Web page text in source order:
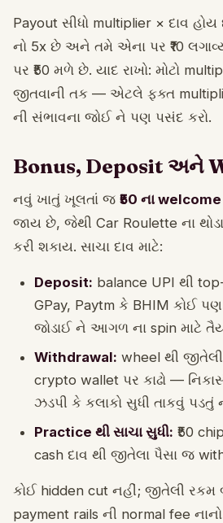
Payout સીધો multiplier × દાવ
નો 5x છે અને તમે એના પર ₹10
પર ₹50 મળે છે. યાદ રાખો: મોટો
જીતવાની તક — એટલે ફક્ત
ની સંભાવના જોઈ ને પણ પસંદ કરો.
Bonus, Deposit અને
નવું ખાતું ખૂલતાં જ ₹50 ના
જાય છે, જેથી Car Roulette ના
કરી શકાય. સાચા દાવ માટે:
Deposit: balance UPI થી
GPay, Paytm કે BHIM કોઈ
જોડાઈ ને આગળ ના spin માટે
Withdrawal: wheel થી
crypto wallet પર કાઢો —
ઝડપી કે કલાકો સુધી તાકવું પડતું
Practice થી સાચા સુધી: ₹50
cash દાવ થી જીતેલા પૈસા જ
કોઈ hidden cut નહીં; જીતેલી રકમ
payment rails ની normal fee